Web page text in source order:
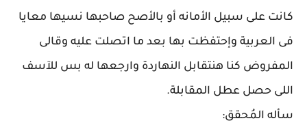
كانت على سبيل الأمانه أو بالأصح صاحبها نسيها معايا
فى العربية وإحتفظت بها بعد ما اتصلت عليه وقالى
المفروض كنا هنتقابل النهاردة وارجعها له بس للآسف
اللى حصل عطل المقابلة.
سأله المُحقق: